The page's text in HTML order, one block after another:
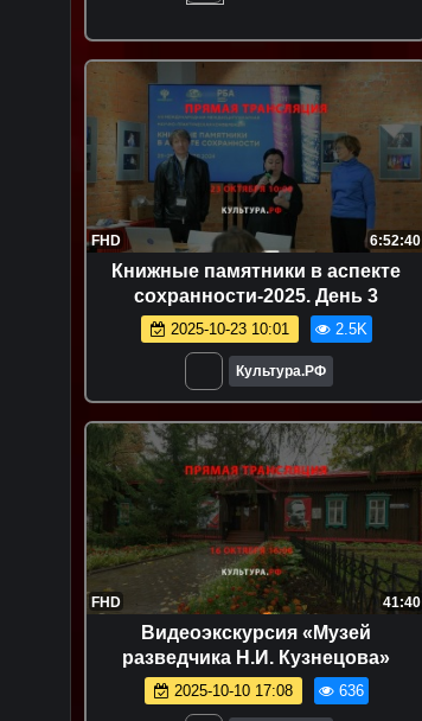
FHD 6:52:40
Книжные памятники в аспекте
сохранности-2025. День 3
2025-10-23 10:01 2.5K
Культура.РФ
FHD 41:40
Видеоэкскурсия «Музей
разведчика Н.И. Кузнецова»
2025-10-10 17:08 636